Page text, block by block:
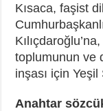
Kısaca, faşist
toplumunun ve
inşası için
Anahtar